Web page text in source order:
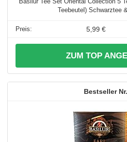
Teebeutel) Schwarztee
5,99 €
ZUM TOP